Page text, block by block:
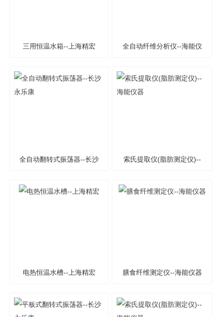
三用恒温水箱--上海精宏 全自动纤维分析仪--海能仪
全自动翻转式振荡器--长沙 索氏提取仪(脂肪测定仪)--
电热恒温水槽--上海精宏 膳食纤维测定仪--海能仪器